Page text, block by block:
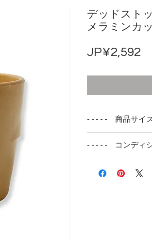
デッドスト
メラミンカ
JP¥2,592
- - - - - 商品サイ
較を撮影してお
- - - - - コンディ
っている物があり